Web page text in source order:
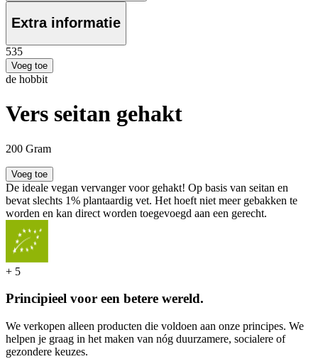
Extra informatie
535
Voeg toe
de hobbit
Vers seitan gehakt
200 Gram
Voeg toe
De ideale vegan vervanger voor gehakt! Op basis van seitan en
bevat slechts 1% plantaardig vet. Het hoeft niet meer gebakken te
worden en kan direct worden toegevoegd aan een gerecht.
+ 5
Principieel voor een betere wereld.
We verkopen alleen producten die voldoen aan onze principes. We
helpen je graag in het maken van nóg duurzamere, socialere of
gezondere keuzes.